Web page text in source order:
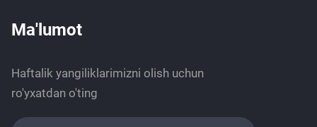
Ma'lumot
Haftalik yangiliklarimizni olish uchun
ro'yxatdan o'ting